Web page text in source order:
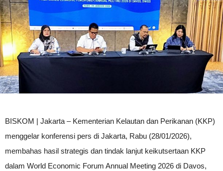
BISKOM | Jakarta – Kementerian Kelautan dan Perikanan (KKP)
menggelar konferensi pers di Jakarta, Rabu (28/01/2026),
membahas hasil strategis dan tindak lanjut keikutsertaan KKP
dalam World Economic Forum Annual Meeting 2026 di Davos,